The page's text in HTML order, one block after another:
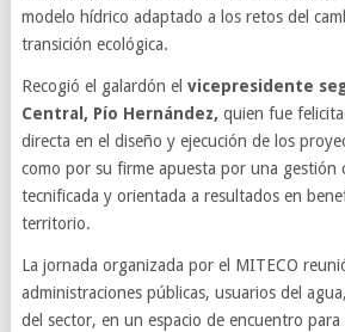
modelo hídrico adaptado a los retos del
transición ecológica.
Recogió el galardón el vicepresidente
Central, Pío Hernández, quien fue
directa en el diseño y ejecución de los
como por su firme apuesta por una gestión
tecnificada y orientada a resultados en
territorio.
La jornada organizada por el MITECO
administraciones públicas, usuarios del
del sector, en un espacio de encuentro para